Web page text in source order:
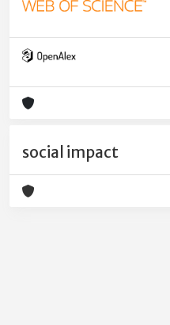
social impact